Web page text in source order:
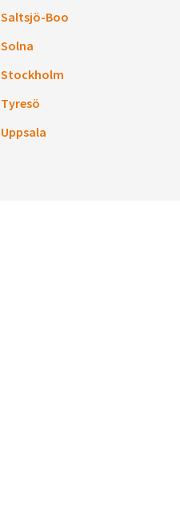
Saltsjö-Boo
Solna
Stockholm
Tyresö
Uppsala